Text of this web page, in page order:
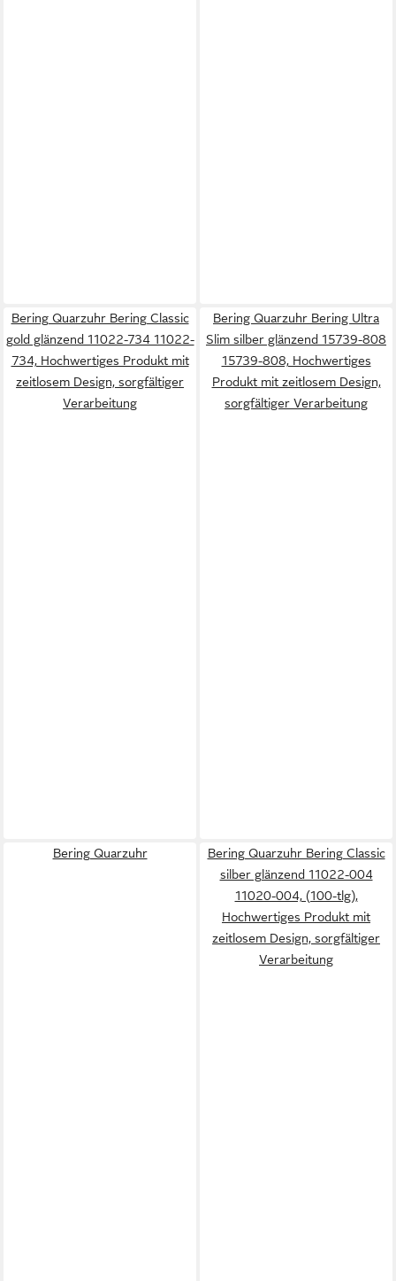
Bering Quarzuhr Bering Classic
gold glänzend 11022-734 11022-
734, Hochwertiges Produkt mit
zeitlosem Design, sorgfältiger
Verarbeitung
Bering Quarzuhr Bering Ultra
Slim silber glänzend 15739-808
15739-808, Hochwertiges
Produkt mit zeitlosem Design,
sorgfältiger Verarbeitung
Bering Quarzuhr
Bering Quarzuhr Bering Classic
silber glänzend 11022-004
11020-004, (100-tlg),
Hochwertiges Produkt mit
zeitlosem Design, sorgfältiger
Verarbeitung